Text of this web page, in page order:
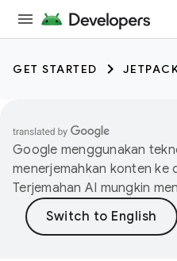
GET STARTED
Google menggunakan
menerjemahkan konten ke
Terjemahan AI mungkin